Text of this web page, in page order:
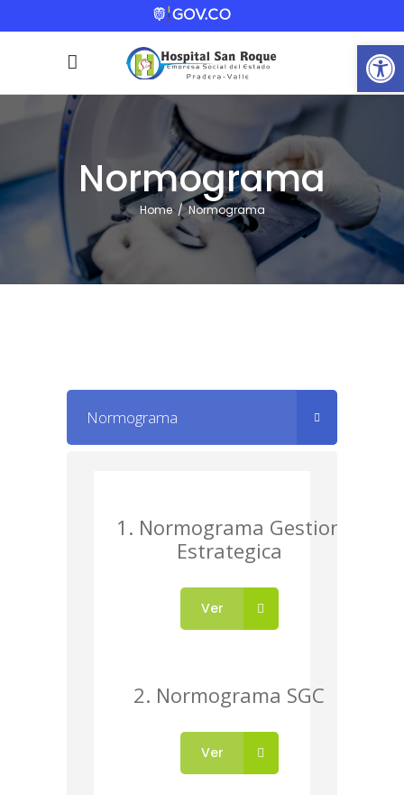
Normograma
Home/Normograma
Normograma
1. Normograma Gestion
Estrategica
Ver
2. Normograma SGC
Ver